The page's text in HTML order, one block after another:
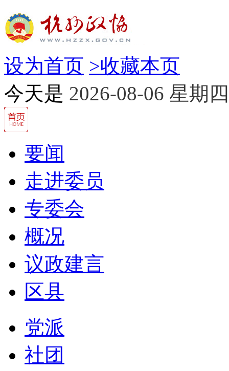
设为首页 >收藏本页
今天是 2026-08-06 星期四
要闻
走进委员
专委会
概况
议政建言
区县
党派
社团